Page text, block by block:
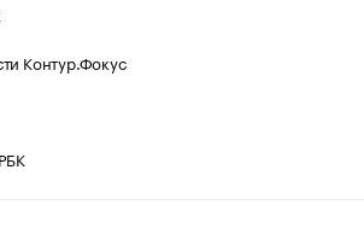
Контур.Фокус